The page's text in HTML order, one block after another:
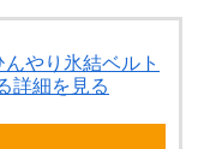
やり氷結ベルト
詳細を見る